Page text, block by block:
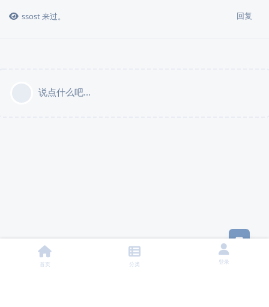
意见
回复
ssost来过。
说点什么吧...
首页 分类 登录